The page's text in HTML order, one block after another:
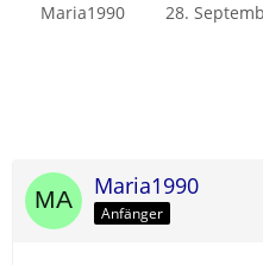
Maria1990 28.
Maria1990
Anfänger